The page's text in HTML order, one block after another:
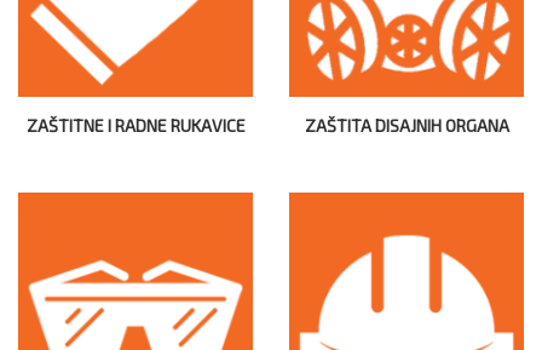
ZAŠTITNE I RADNE RUKAVICE ZAŠTITA DISAJNIH ORGANA